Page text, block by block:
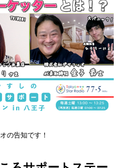
の告知です！